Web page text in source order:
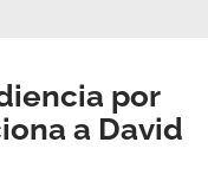
por
a David